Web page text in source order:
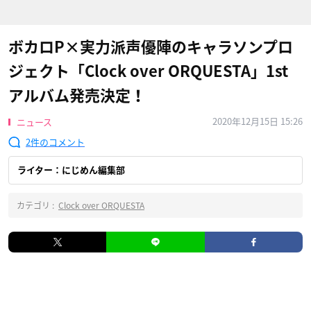
ボカロP×実力派声優陣のキャラソンプロ
ジェクト「Clock over ORQUESTA」1st
アルバム発売決定！
ニュース
2020年12月15日 15:26
2
ライター：にじめん編集部
カテゴリ : Clock over ORQUESTA